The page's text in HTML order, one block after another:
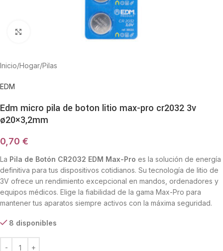
Haga Click para agrandar
Inicio/Hogar/Pilas
EDM
Edm micro pila de boton litio max-pro cr2032 3v
ø20×3,2mm
0,70 €
La Pila de Botón CR2032 EDM Max-Pro es la solución de energía
definitiva para tus dispositivos cotidianos. Su tecnología de litio de
3V ofrece un rendimiento excepcional en mandos, ordenadores y
equipos médicos. Elige la fiabilidad de la gama Max-Pro para
mantener tus aparatos siempre activos con la máxima seguridad.
8 disponibles